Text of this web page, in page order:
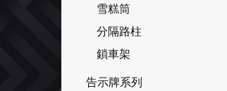
雪糕筒
分隔路柱
鎖車架
告示牌系列